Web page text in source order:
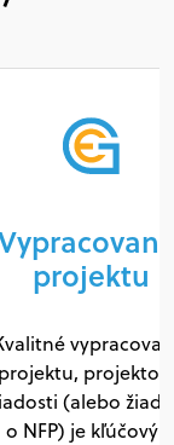
projektu
projektu,
(alebo
o NFP) je